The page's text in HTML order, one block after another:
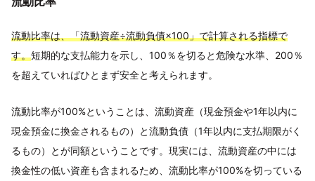
流動比率は、「流動資産÷流動負債×100」で計算される指標で
す。短期的な支払能力を示し、100％を切ると危険な水準、200％
を超えていればひとまず安全と考えられます。
流動比率が100%ということは、流動資産（現金預金や1年以内に
現金預金に換金されるもの）と流動負債（1年以内に支払期限がく
るもの）とが同額ということです。現実には、流動資産の中には
換金性の低い資産も含まれるため、流動比率が100%を切っている